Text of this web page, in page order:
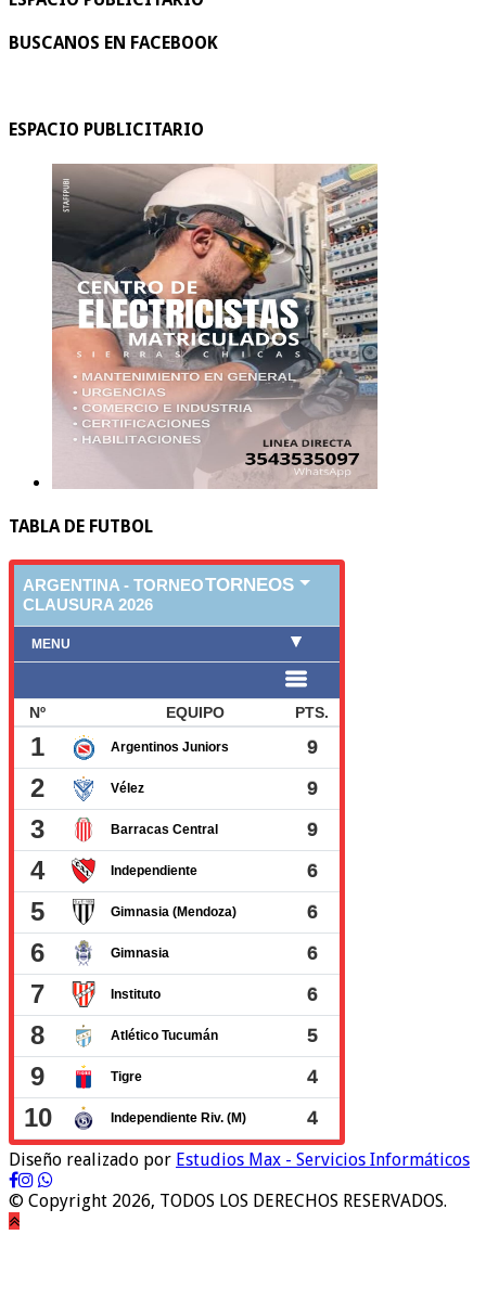
BUSCANOS EN FACEBOOK
ESPACIO PUBLICITARIO
TABLA DE FUTBOL
Diseño realizado por Estudios Max - Servicios Informáticos
© Copyright 2026, TODOS LOS DERECHOS RESERVADOS.